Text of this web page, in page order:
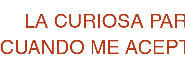
LA CURIOSA
CUANDO ME